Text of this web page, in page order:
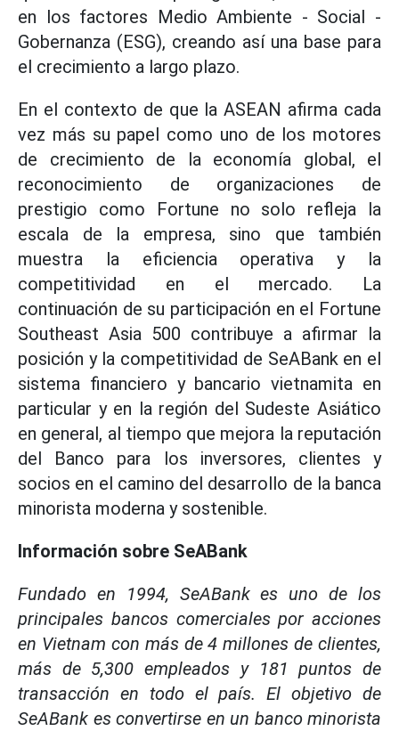
en los factores Medio Ambiente - Social -
Gobernanza (ESG), creando así una base para
el crecimiento a largo plazo.
En el contexto de que la ASEAN afirma cada
vez más su papel como uno de los motores
de crecimiento de la economía global, el
reconocimiento de organizaciones de
prestigio como Fortune no solo refleja la
escala de la empresa, sino que también
muestra la eficiencia operativa y la
competitividad en el mercado. La
continuación de su participación en el Fortune
Southeast Asia 500 contribuye a afirmar la
posición y la competitividad de SeABank en el
sistema financiero y bancario vietnamita en
particular y en la región del Sudeste Asiático
en general, al tiempo que mejora la reputación
del Banco para los inversores, clientes y
socios en el camino del desarrollo de la banca
minorista moderna y sostenible.
Información sobre SeABank
Fundado en 1994, SeABank es uno de los
principales bancos comerciales por acciones
en Vietnam con más de 4 millones de clientes,
más de 5,300 empleados y 181 puntos de
transacción en todo el país. El objetivo de
SeABank es convertirse en un banco minorista